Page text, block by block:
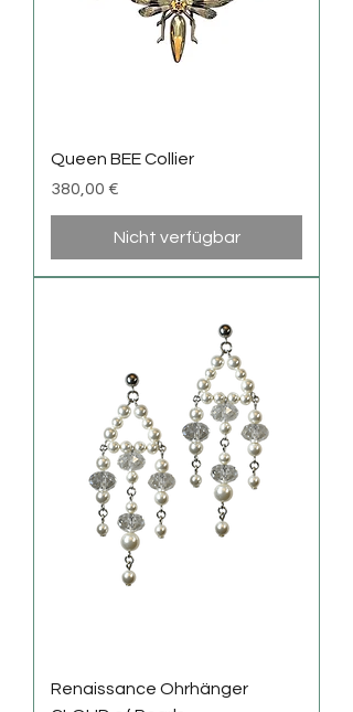
Queen BEE Collier
Preis
380,00 €
Nicht verfügbar
Renaissance Ohrhänger